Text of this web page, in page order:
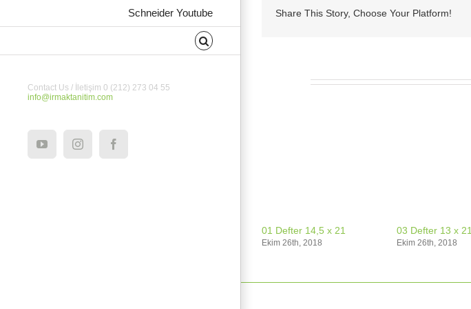
Schneider Youtube
Contact Us / İletişim 0 (212) 273 04 55
info@irmaktanitim.com
YouTubeInstagramFacebook
Share This Story, Choose Your Platform!
01 Defter 14,5 x 21
Ekim 26th, 2018
03 Defter 13 x 21
Ekim 26th, 2018